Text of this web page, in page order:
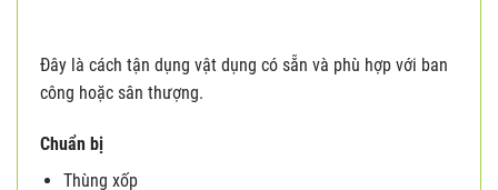
Đây là cách tận dụng vật dụng có sẵn và phù hợp với ban
công hoặc sân thượng.
Chuẩn bị
Thùng xốp